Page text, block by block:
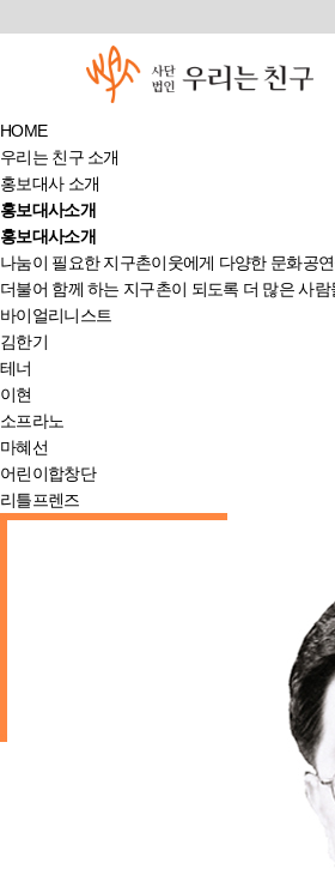
HOME
우리는 친구 소개
홍보대사 소개
홍보대사소개
홍보대사소개
나눔이 필요한 지구촌이웃에게 다양한 문화공
더불어 함께 하는 지구촌이 되도록 더 많은 사
바이얼리니스트
김한기
테너
이현
소프라노
마혜선
어린이합창단
리틀프렌즈